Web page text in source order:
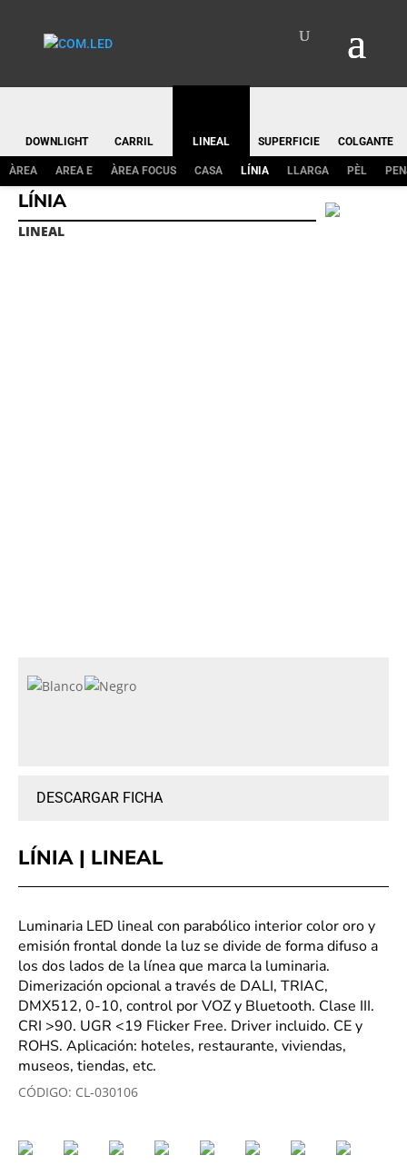
DOWNLIGHT CARRIL LINEAL
ÀREA AREA E ÀREA FOCUS CASA LÍNIA LLARGA PÈL
SUPERFICIE COLGANTE
LÍNIA
LINEAL
DESCARGAR FICHA
LÍNIA | LINEAL
Luminaria LED lineal con parabólico interior color oro y
emisión frontal donde la luz se divide de forma difuso a
los dos lados de la línea que marca la luminaria.
Dimerización opcional a través de DALI, TRIAC,
DMX512, 0-10, control por VOZ y Bluetooth. Clase III.
CRI >90. UGR <19 Flicker Free. Driver incluido. CE y
ROHS. Aplicación: hoteles, restaurante, viviendas,
museos, tiendas, etc.
CÓDIGO: CL-030106